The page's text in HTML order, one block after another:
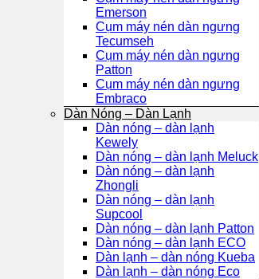
Emerson
Cụm máy nén dàn ngưng
Tecumseh
Cụm máy nén dàn ngưng
Patton
Cụm máy nén dàn ngưng
Embraco
Dàn Nóng – Dàn Lạnh
Dàn nóng – dàn lạnh
Kewely
Dàn nóng – dàn lạnh Meluck
Dàn nóng – dàn lạnh
Zhongli
Dàn nóng – dàn lạnh
Supcool
Dàn nóng – dàn lạnh Patton
Dàn nóng – dàn lạnh ECO
Dàn lạnh – dàn nóng Kueba
Dàn lạnh – dàn nóng Eco